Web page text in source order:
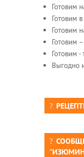
Готовим
Готовим
Готовим
Готовим
Готовим
Выгодно